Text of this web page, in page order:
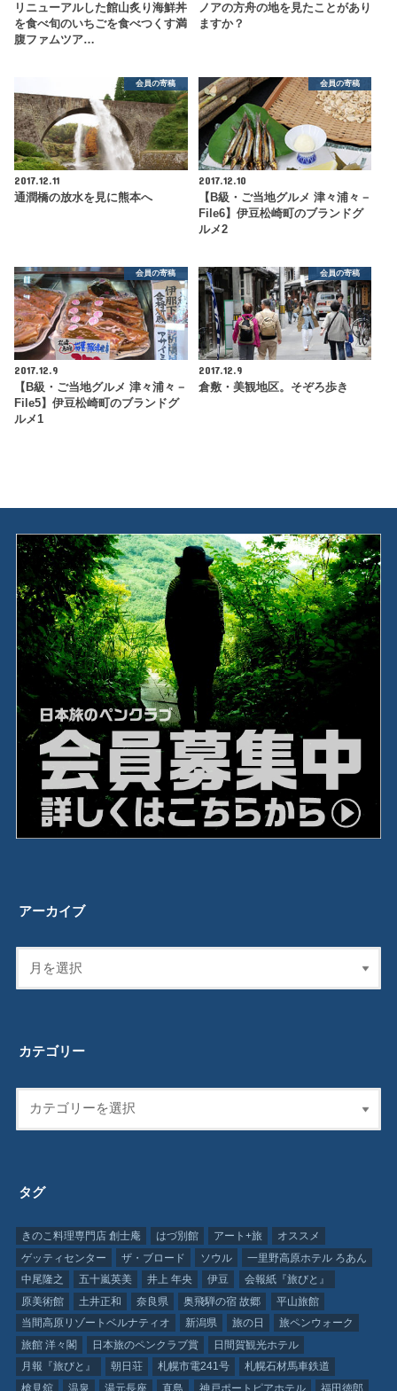
リニューアルした館山炙り海鮮丼
を食べ旬のいちごを食べつくす満
腹ファムツア…
ノアの方舟の地を見たことがあり
ますか？
会員の寄稿
2017.12.11
通潤橋の放水を見に熊本へ
会員の寄稿
2017.12.10
【B級・ご当地グルメ 津々浦々－
File6】伊豆松崎町のブランドグ
ルメ2
会員の寄稿
2017.12.9
【B級・ご当地グルメ 津々浦々－
File5】伊豆松崎町のブランドグ
ルメ1
会員の寄稿
2017.12.9
倉敷・美観地区。そぞろ歩き
アーカイブ
カテゴリー
タグ
きのこ料理専門店 創士庵 はづ別館 アート+旅
オススメ
ゲッティセンター
ザ・ブロード ソウル
一里野高原ホテル ろあん
中尾隆之
五十嵐英美 井上 年央 伊豆
会報紙『旅びと』
原美術館
土井正和 奈良県 奥飛騨の宿 故郷
平山旅館
当間高原リゾートベルナティオ
新潟県 旅の日
旅ペンウォーク
旅館 洋々閣
日本旅のペンクラブ賞
日間賀観光ホテル
月報『旅びと』
朝日荘 札幌市電241号
札幌石材馬車鉄道
槍見舘
温泉 湯元長座 直島 神戸ポートピアホテル 福田徳郎